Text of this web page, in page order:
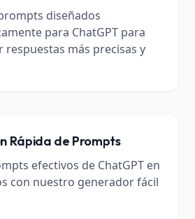
diseñados
para ChatGPT para
respuestas más precisas y
Rápida de Prompts
efectivos de ChatGPT en
con nuestro generador fácil